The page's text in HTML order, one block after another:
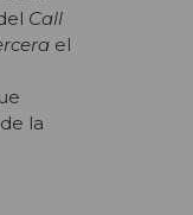
Call
el
la